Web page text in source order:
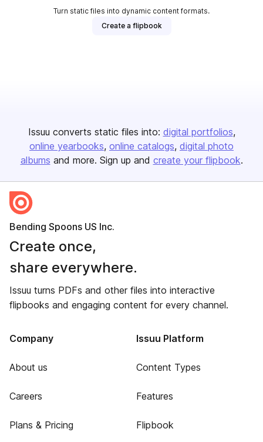
Turn static files into dynamic content formats.
Create a flipbook
Issuu converts static files into: digital portfolios
online yearbooks online catalogs digital photo
albums and more. Sign up and create your flipbook.
Bending Spoons US Inc.
Create once,
share everywhere.
Issuu turns PDFs and other files into interactive
flipbooks and engaging content for every channel.
Company
About us
Careers
Plans & Pricing
Issuu Platform
Content Types
Features
Flipbook